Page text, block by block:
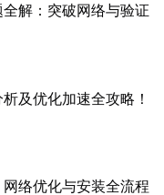
解：突破网络与验证
及优化加速全攻略！
络优化与安装全流程